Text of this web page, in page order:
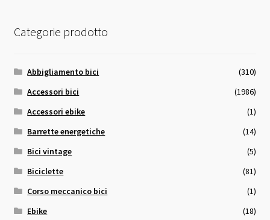
Categorie prodotto
Abbigliamento bici
(310)
Accessori bici
(1986)
Accessori ebike
(1)
Barrette energetiche
(14)
Bici vintage
(5)
Biciclette
(81)
Corso meccanico bici
(1)
Ebike
(18)